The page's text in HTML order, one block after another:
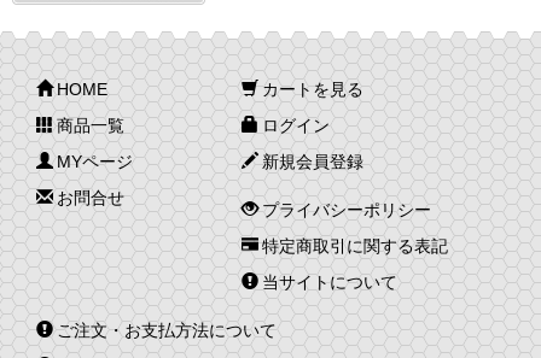
HOME
商品一覧
MYページ
お問合せ
カートを見る
ログイン
新規会員登録
プライバシーポリシー
特定商取引に関する表記
当サイトについて
ご注文・お支払方法について